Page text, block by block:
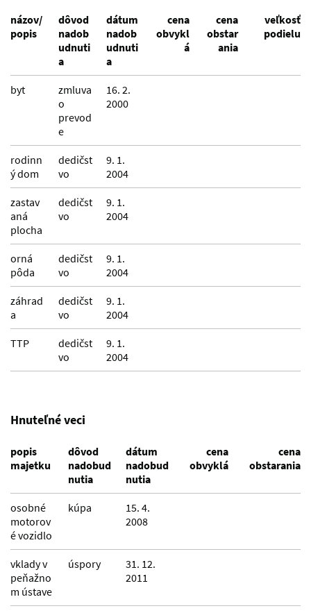
názov/
popis
dôvod
nadob
udnuti
a
dátum
nadob
udnuti
a
cena
obvykl
á
cena
obstar
ania
veľkosť
podielu
byt
zmluva
o
prevod
e
16. 2.
2000
rodinn
ý dom
dedičst
vo
9. 1.
2004
zastav
aná
plocha
dedičst
vo
9. 1.
2004
orná
pôda
dedičst
vo
9. 1.
2004
záhrad
a
dedičst
vo
9. 1.
2004
TTP
dedičst
vo
9. 1.
2004
Hnuteľné veci
popis
majetku
dôvod
nadobud
nutia
dátum
nadobud
nutia
cena
obvyklá
cena
obstarania
osobné
motorov
é vozidlo
kúpa
15. 4.
2008
vklady v
peňažno
m ústave
úspory
31. 12.
2011